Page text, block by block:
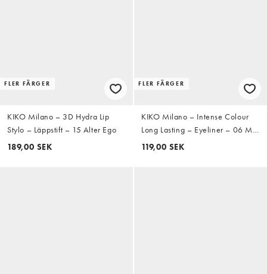
FLER FÄRGER
KIKO Milano – 3D Hydra Lip
Stylo – Läppstift – 15 Alter Ego
189,00 SEK
FLER FÄRGER
KIKO Milano – Intense Colour
Long Lasting – Eyeliner – 06 Mat
Ebony
119,00 SEK